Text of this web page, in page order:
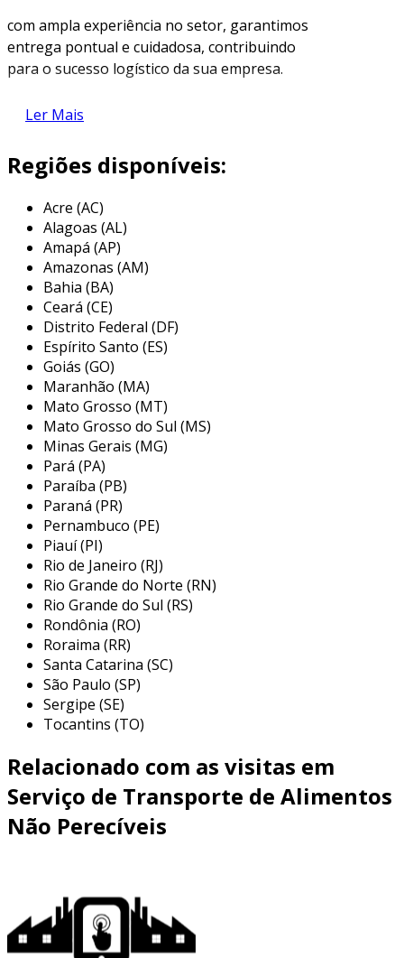
com ampla experiência no setor, garantimos
entrega pontual e cuidadosa, contribuindo
para o sucesso logístico da sua empresa.
descubra como nosso serviço pode beneficiar
suas operações.
principais recursos do serviço de
frete
nosso serviço defrete de alimentos não
perecíveisoferece uma combinação única de
tecnologia de ponta e expertise logística.
monitoramento em tempo real
tem total visibilidade da sua carga, garantindo
melhor planejamento e resposta rápida a
imprevistos.
além disso, nossaequipamento de
refrigeraçãoavançado assegura que a
temperatura ideal seja mantida durante toda a
jornada, preservando a qualidade dos produtos
e minimizando perdas.
utilizamosrotas otimizadas
entregas mais rápidas, resultando em
processos mais eficientes e economia de custos
para a sua empresa.
vantagens do transporte seguro
investir em transporte seguro
não perecíveis é essencial para proteger seu
estoque e garantir a integridade dos produtos.
de segurança avançados, incluindo travas
eletrônicas e monitoramento por gps, que
ajudam a prevenir furtos e extravios.
transporte, mantendo o foco na entrega
perfeita e na satisfação do cliente.
Ler Mais
Regiões disponíveis:
Acre (AC)
Alagoas (AL)
Amapá (AP)
Amazonas (AM)
Bahia (BA)
Ceará (CE)
Distrito Federal (DF)
Espírito Santo (ES)
Goiás (GO)
Maranhão (MA)
Mato Grosso (MT)
Mato Grosso do Sul (MS)
Minas Gerais (MG)
Pará (PA)
Paraíba (PB)
Paraná (PR)
Pernambuco (PE)
Piauí (PI)
Rio de Janeiro (RJ)
Rio Grande do Norte (RN)
Rio Grande do Sul (RS)
Rondônia (RO)
Roraima (RR)
Santa Catarina (SC)
São Paulo (SP)
Sergipe (SE)
Tocantins (TO)
Relacionado com as visitas em
Serviço de Transporte de Alimentos
Não Perecíveis